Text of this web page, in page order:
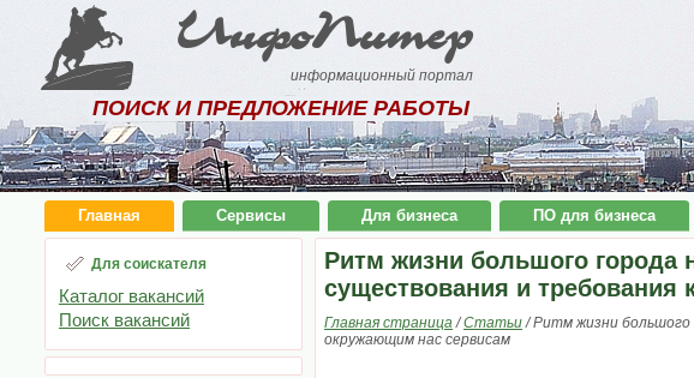
ИнфоПитер
информационный портал
ПОИСК И ПРЕДЛОЖЕНИЕ РАБОТЫ
Главная Сервисы Для бизнеса ПО для бизнеса
Для соискателя
Каталог вакансий
Поиск вакансий
Ритм жизни большого города
существования и
Главная страница/Статьи/Ритм жизни большого
окружающим нас сервисам